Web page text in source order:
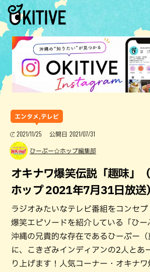
エンタメ,テレビ
2021/11/25 公開日 2021/07/31
ひーぷー☆ホップ編集部
オキナワ爆笑伝説「趣味」
ホップ 2021年7月31日放送
ラジオみたいなテレビ番組をコンセ
爆笑エピソードを紹介している「ひ
沖縄の兄貴的な存在であるひーぷー
に、こきざみインディアンの2人とあ
り上げます！人気コーナー・オキナ